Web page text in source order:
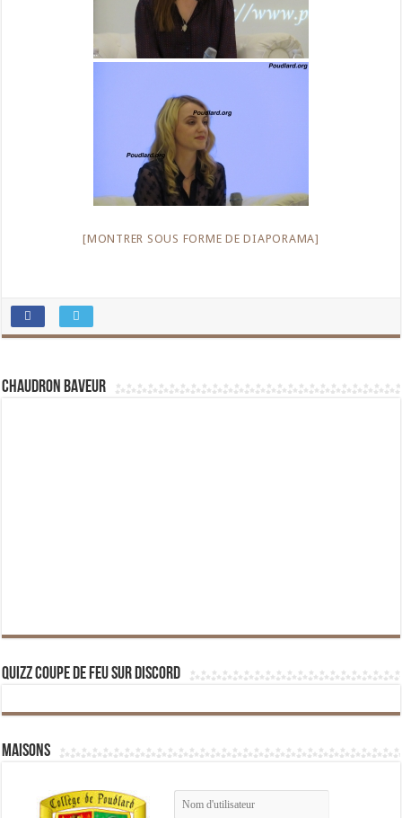
[MONTRER SOUS FORME DE DIAPORAMA]
Chaudron Baveur
Quizz Coupe de Feu sur Discord
Maisons